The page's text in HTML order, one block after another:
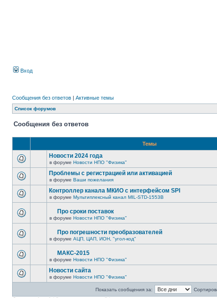
Вход
Сообщения без ответов | Активные темы
Список форумов
Сообщения без ответов
Темы
Новости 2024 года
в форуме Новости НПО "Физика"
Проблемы с регистрацией или активацией
в форуме Ваши пожелания
Контроллер канала МКИО с интерфейсом SPI
в форуме Мультиплексный канал MIL-STD-1553B
Про сроки поставок
в форуме Новости НПО "Физика"
Про погрешности преобразователей
в форуме АЦП, ЦАП, ИОН, "угол-код"
МАКС-2015
в форуме Новости НПО "Физика"
Новости сайта
в форуме Новости НПО "Физика"
Показать сообщения за: